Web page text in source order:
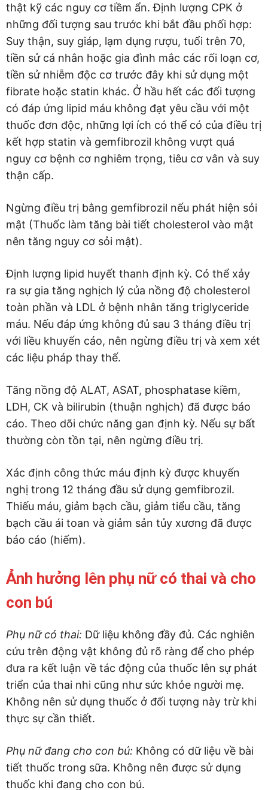
thật kỹ các nguy cơ tiềm ẩn. Định lượng CPK ở
những đối tượng sau trước khi bắt đầu phối hợp:
Suy thận, suy giáp, lạm dụng rượu, tuổi trên 70,
tiền sử cá nhân hoặc gia đình mắc các rối loạn cơ,
tiền sử nhiễm độc cơ trước đây khi sử dụng một
fibrate hoặc statin khác. Ở hầu hết các đối tượng
có đáp ứng lipid máu không đạt yêu cầu với một
thuốc đơn độc, những lợi ích có thể có của điều trị
kết hợp statin và gemfibrozil không vượt quá
nguy cơ bệnh cơ nghiêm trọng, tiêu cơ vân và suy
thận cấp.
Ngừng điều trị bằng gemfibrozil nếu phát hiện sỏi
mật (Thuốc làm tăng bài tiết cholesterol vào mật
nên tăng nguy cơ sỏi mật).
Định lượng lipid huyết thanh định kỳ. Có thể xảy
ra sự gia tăng nghịch lý của nồng độ cholesterol
toàn phần và LDL ở bệnh nhân tăng triglyceride
máu. Nếu đáp ứng không đủ sau 3 tháng điều trị
với liều khuyến cáo, nên ngừng điều trị và xem xét
các liệu pháp thay thế.
Tăng nồng độ ALAT, ASAT, phosphatase kiềm,
LDH, CK và bilirubin (thuận nghịch) đã được báo
cáo. Theo dõi chức năng gan định kỳ. Nếu sự bất
thường còn tồn tại, nên ngừng điều trị.
Xác định công thức máu định kỳ được khuyến
nghị trong 12 tháng đầu sử dụng gemfibrozil.
Thiếu máu, giảm bạch cầu, giảm tiểu cầu, tăng
bạch cầu ái toan và giảm sản tủy xương đã được
báo cáo (hiếm).
Ảnh hưởng lên phụ nữ có thai và cho
con bú
Phụ nữ có thai: Dữ liệu không đầy đủ. Các nghiên
cứu trên động vật không đủ rõ ràng để cho phép
đưa ra kết luận về tác động của thuốc lên sự phát
triển của thai nhi cũng như sức khỏe người mẹ.
Không nên sử dụng thuốc ở đối tượng này trừ khi
thực sự cần thiết.
Phụ nữ đang cho con bú: Không có dữ liệu về bài
tiết thuốc trong sữa. Không nên được sử dụng
thuốc khi đang cho con bú.